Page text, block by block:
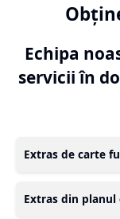
Echipa
servicii în
Extras de carte
Extras din